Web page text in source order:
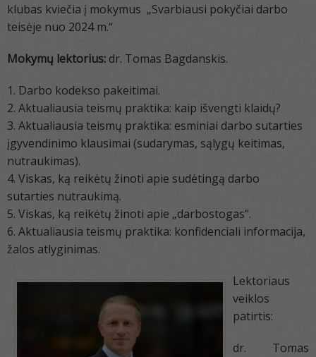
klubas kviečia į mokymus „Svarbiausi pokyčiai darbo
teisėje nuo 2024 m.“
Mokymų lektorius:dr. Tomas Bagdanskis.
1. Darbo kodekso pakeitimai.
2. Aktualiausia teismų praktika: kaip išvengti klaidų?
3. Aktualiausia teismų praktika: esminiai darbo sutarties
įgyvendinimo klausimai (sudarymas, sąlygų keitimas,
nutraukimas).
4. Viskas, ką reikėtų žinoti apie sudėtingą darbo
sutarties nutraukimą.
5. Viskas, ką reikėtų žinoti apie „darbostogas“.
6. Aktualiausia teismų praktika: konfidenciali informacija,
žalos atlyginimas.
Lektoriaus
veiklos
patirtis:
dr. Tomas